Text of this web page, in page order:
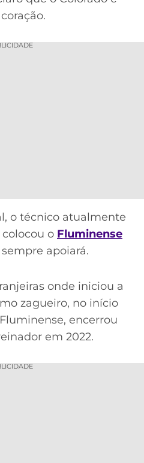
o técnico atualmente
o Fluminense
apoiará.
onde iniciou a
zagueiro, no início
encerrou
em 2022.